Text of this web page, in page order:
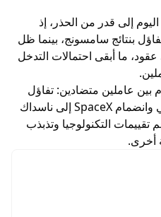
إلى قدر من الحذر، إذ
بنتائج سامسونج، بينما ظل
ما أبقى احتمالات التدخل
بين عاملين متضادين: تفاؤل
مستمر بطفرة الذكاء الاصطناعي وانضمام SpaceX إلى ناسداك
التكنولوجيا وتذبذب
أخرى.